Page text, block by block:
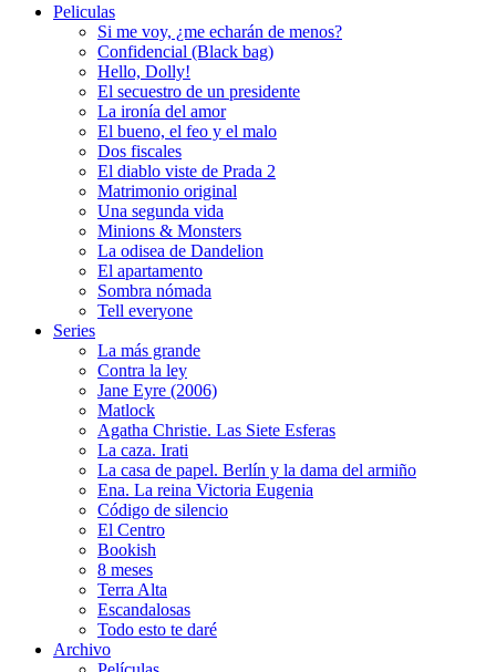
Peliculas
Si me voy, ¿me echarán de menos?
Confidencial (Black bag)
Hello, Dolly!
El secuestro de un presidente
La ironía del amor
El bueno, el feo y el malo
Dos fiscales
El diablo viste de Prada 2
Matrimonio original
Una segunda vida
Minions & Monsters
La odisea de Dandelion
El apartamento
Sombra nómada
Tell everyone
Series
La más grande
Contra la ley
Jane Eyre (2006)
Matlock
Agatha Christie. Las Siete Esferas
La caza. Irati
La casa de papel. Berlín y la dama del armiño
Ena. La reina Victoria Eugenia
Código de silencio
El Centro
Bookish
8 meses
Terra Alta
Escandalosas
Todo esto te daré
Archivo